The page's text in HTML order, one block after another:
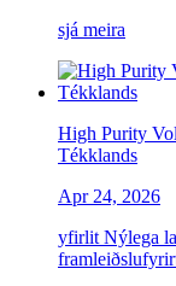
sjá meira
High Purity
Tékklands
Apr 24, 2026
yfirlit Nýlega